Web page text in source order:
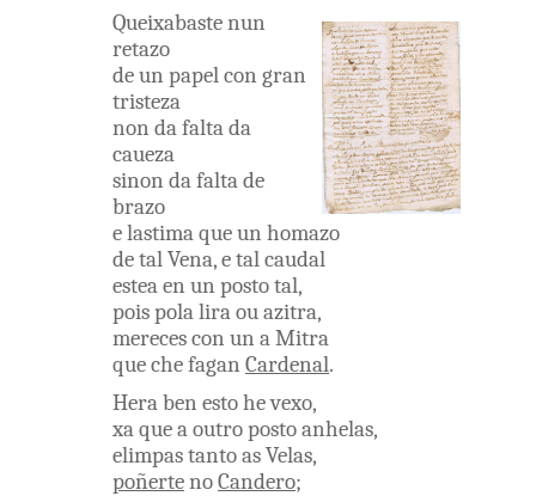
Queixabastenun
retazo
de un papelcon gran
tristeza
non dafaltada
caueza
sinon dafaltade
brazo
elastimaqueun homazo
detalVena,etalcaudal
esteaen un postotal,
poispolaliraouazitra,
merecescon un aMitra
quechefagan Cardenal.
Heraben estohevexo,
xaqueaoutropostoanhelas,
elimpastantoasVelas,
poñertenoCandero;